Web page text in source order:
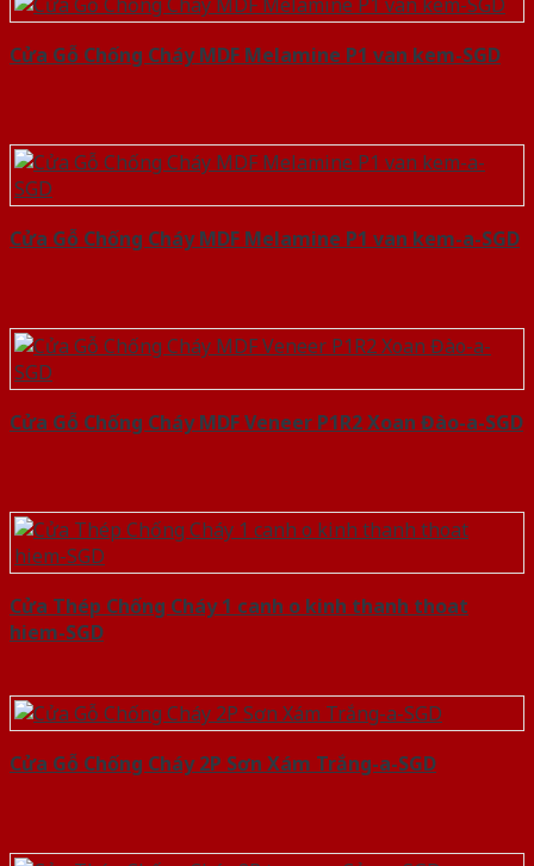
Cửa Gỗ Chống Cháy MDF Melamine P1 van kem-SGD
Cửa Gỗ Chống Cháy MDF Melamine P1 van kem-a-SGD
Cửa Gỗ Chống Cháy MDF Veneer P1R2 Xoan Đào-a-SGD
Cửa Thép Chống Cháy 1 canh o kinh thanh thoat
hiem-SGD
Cửa Gỗ Chống Cháy 2P Sơn Xám Trắng-a-SGD